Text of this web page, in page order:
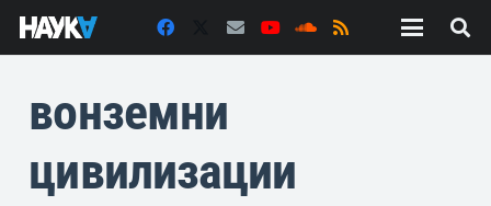
вонземни
цивилизации